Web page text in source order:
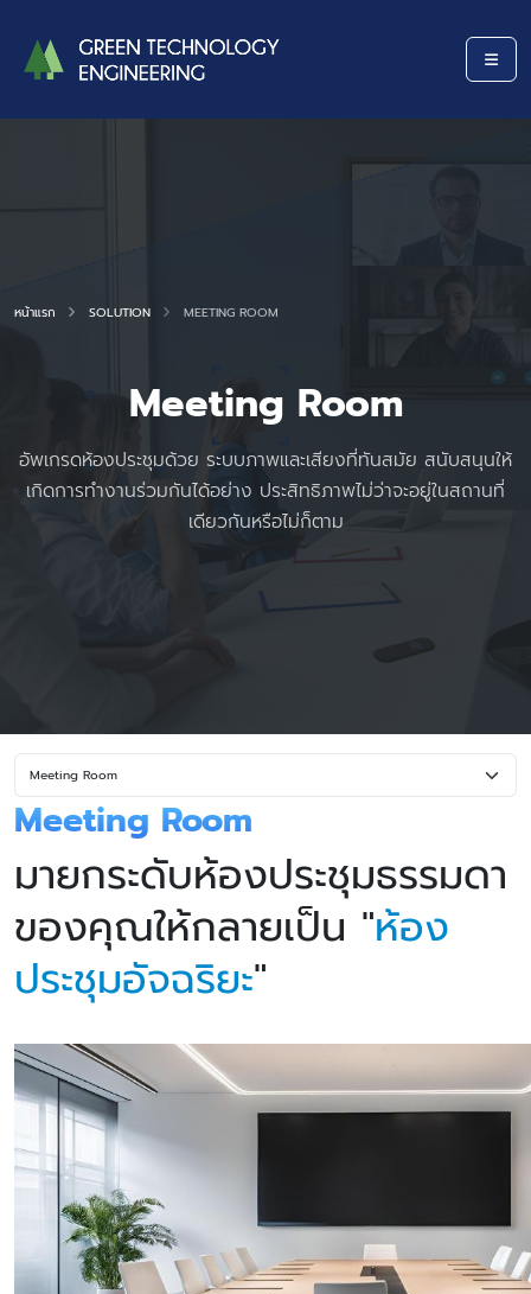
Meeting Room
อัพเกรดห้องประชุมด้วย ระบบภาพและเสียงที่ทันสมัย สนับสนุนให้
เกิดการทำงานร่วมกันได้อย่าง ประสิทธิภาพไม่ว่าจะอยู่ในสถานที่
เดียวกันหรือไม่ก็ตาม
หน้าแรก SOLUTION MEETING ROOM
Meeting Room
มายกระดับห้องประชุมธรรมดา
ของคุณให้กลายเป็น "ห้อง
ประชุมอัจฉริยะ"